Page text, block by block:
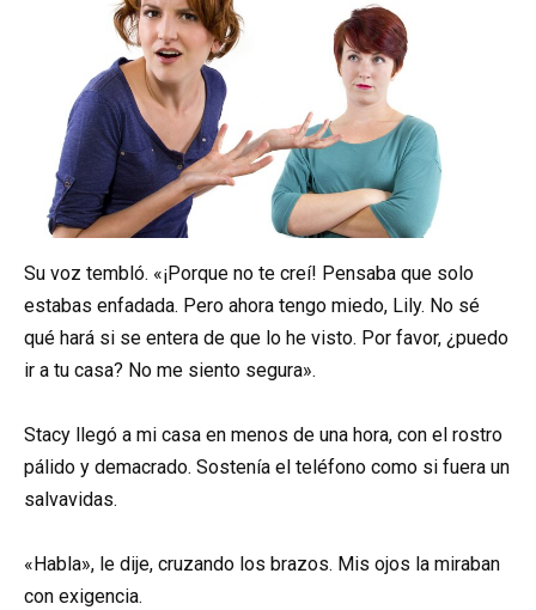
Su voz tembló. «¡Porque no te creí! Pensaba que solo
estabas enfadada. Pero ahora tengo miedo, Lily. No sé
qué hará si se entera de que lo he visto. Por favor, ¿puedo
ir a tu casa? No me siento segura».
Stacy llegó a mi casa en menos de una hora, con el rostro
pálido y demacrado. Sostenía el teléfono como si fuera un
salvavidas.
«Habla», le dije, cruzando los brazos. Mis ojos la miraban
con exigencia.